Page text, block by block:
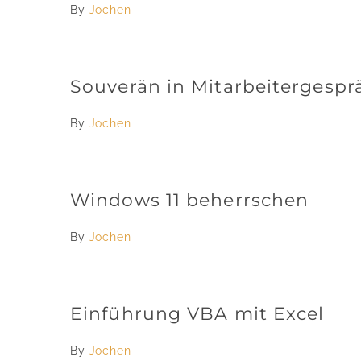
By Jochen
Souverän in
By Jochen
Windows 11 beherrschen
By Jochen
Einführung VBA mit Excel
By Jochen